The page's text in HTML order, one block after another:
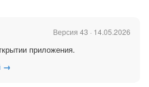
учета оплат и ведения
случаях целесообразно
Версия 43 · 14.05.2026
приложения.
→